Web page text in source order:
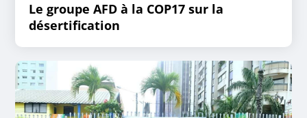
Le groupe AFD à la COP17 sur la
désertification